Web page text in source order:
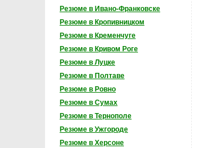
Резюме в Ивано-Франковске
Резюме в Кропивницком
Резюме в Кременчуге
Резюме в Кривом Роге
Резюме в Луцке
Резюме в Полтаве
Резюме в Ровно
Резюме в Сумах
Резюме в Тернополе
Резюме в Ужгороде
Резюме в Херсоне